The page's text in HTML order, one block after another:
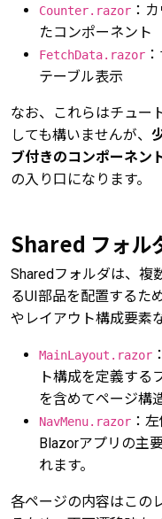
Counter.razor ：
たコンポーネント
FetchData.razor
テーブル表示
なお、これらはチュー
しても構いませんが、
ブ付きのコンポーネン
の入り口になります。
Shared フォル
Sharedフォルダは、複
るUI部品を配置するた
やレイアウト構成要素
MainLayout.razor
ト構成を定義する
を含めてページ構
NavMenu.razor ：
Blazorアプリの主
れます。
各ページの内容はこの